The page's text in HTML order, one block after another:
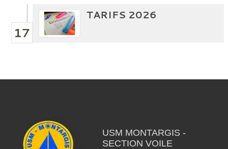
17
TARIFS 2026
USM MONTARGIS -
SECTION VOILE